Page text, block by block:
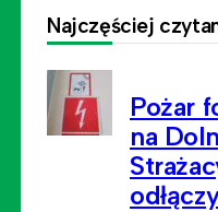
Najczęściej
Pożar
na